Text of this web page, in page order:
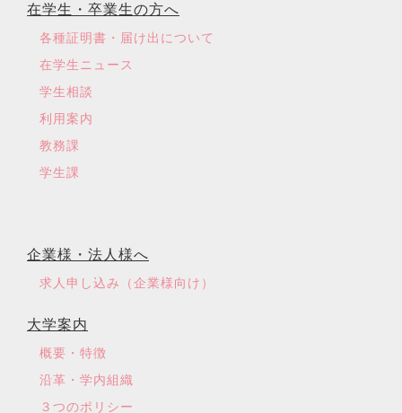
在学生・卒業生の方へ
各種証明書・届け出について
在学生ニュース
学生相談
利用案内
教務課
学生課
企業様・法人様へ
求人申し込み（企業様向け）
大学案内
概要・特徴
沿革・学内組織
３つのポリシー